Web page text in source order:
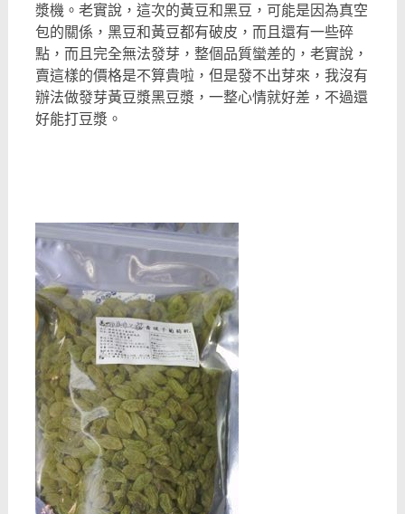
漿機。老實說，這次的黃豆和黑豆，可能是因為真空
包的關係，黑豆和黃豆都有破皮，而且還有一些碎
點，而且完全無法發芽，整個品質蠻差的，老實說，
賣這樣的價格是不算貴啦，但是發不出芽來，我沒有
辦法做發芽黃豆漿黑豆漿，一整心情就好差，不過還
好能打豆漿。